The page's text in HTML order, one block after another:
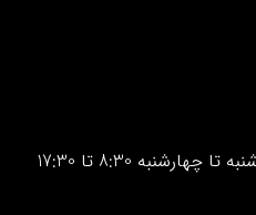
8:30 تا 17:30